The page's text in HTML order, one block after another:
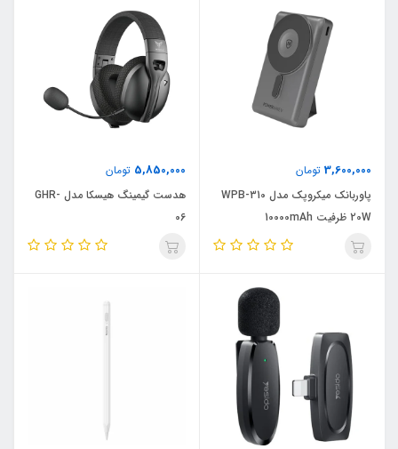
3,600,000 تومان
پاوربانک میکروپک مدل WPB-310
20W ظرفیت 10000mAh
5,850,000 تومان
هدست گیمینگ هیسکا مدل GHR-
06